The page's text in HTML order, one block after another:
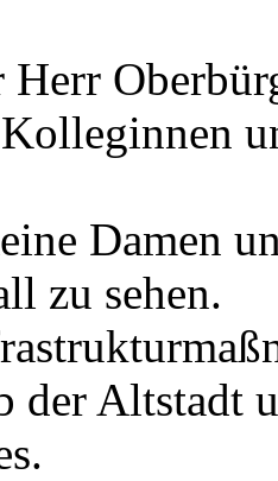
Herr
Kolleginnen
Damen
zu sehen.
der Altstadt